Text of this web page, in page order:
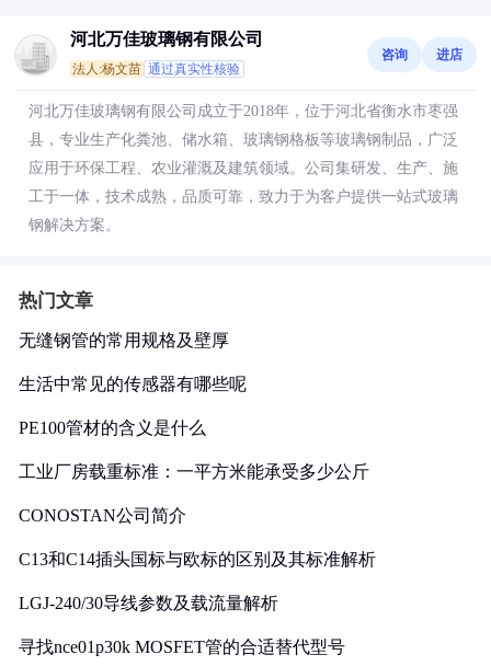
河北万佳玻璃钢有限公司
法人:杨文苗 通过真实性核验
咨询 进店
河北万佳玻璃钢有限公司成立于2018年，位于河北省衡水市枣强
县，专业生产化粪池、储水箱、玻璃钢格板等玻璃钢制品，广泛
应用于环保工程、农业灌溉及建筑领域。公司集研发、生产、施
工于一体，技术成熟，品质可靠，致力于为客户提供一站式玻璃
钢解决方案。
热门文章
无缝钢管的常用规格及壁厚
生活中常见的传感器有哪些呢
PE100管材的含义是什么
工业厂房载重标准：一平方米能承受多少公斤
CONOSTAN公司简介
C13和C14插头国标与欧标的区别及其标准解析
LGJ-240/30导线参数及载流量解析
寻找nce01p30k MOSFET管的合适替代型号